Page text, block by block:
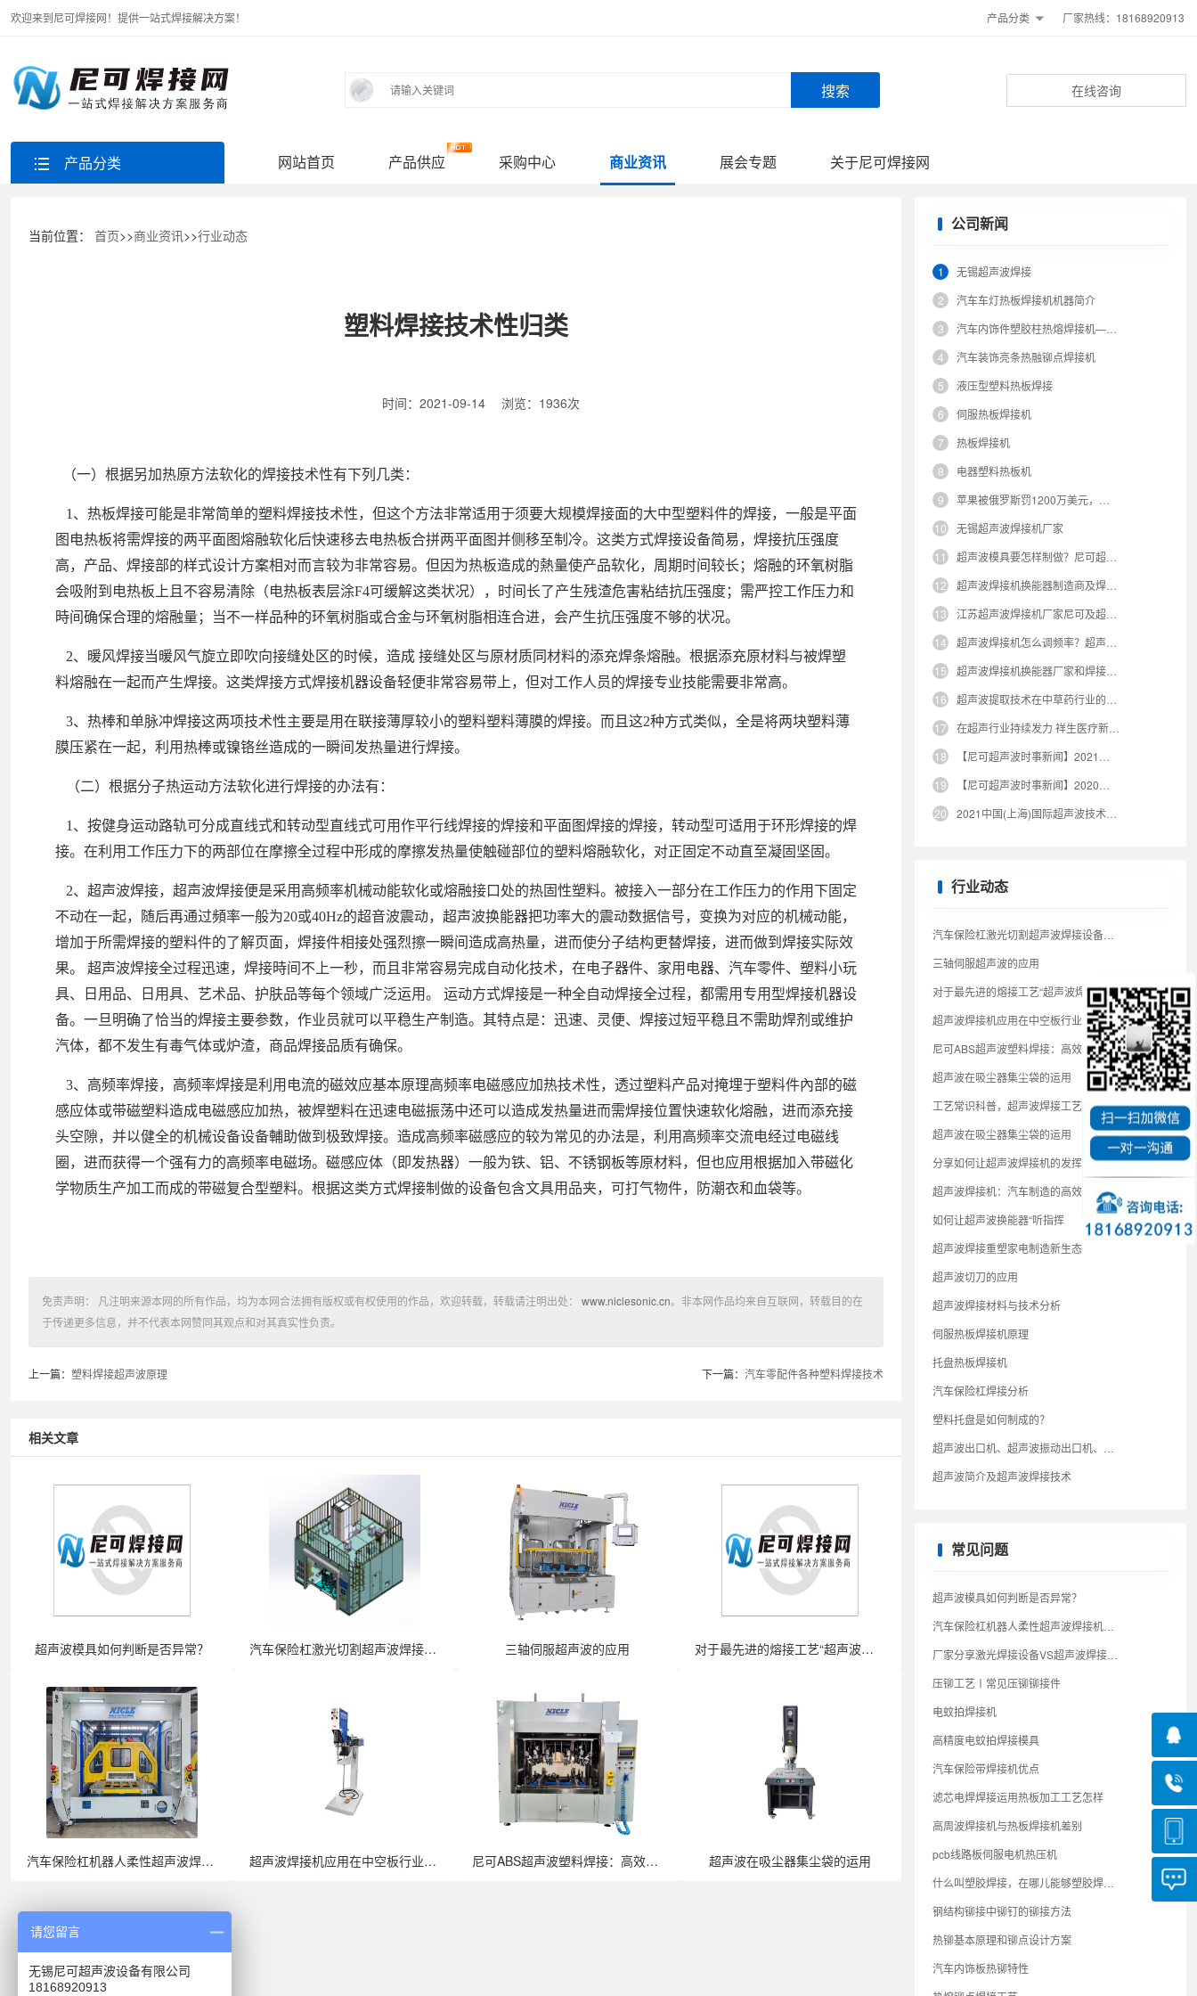
欢迎来到尼可焊接网！提供一站式焊接解决方案！ 产品分类 厂家热线：18168920913
在线咨询
产品分类 网站首页 产品供应 采购中心 商业资讯 展会专题 关于尼可焊接网
当前位置： 首页>>商业资讯>>行业动态
塑料焊接技术性归类
时间：2021-09-14 浏览：1936次
（一）根据另加热原方法软化的焊接技术性有下列几类：
1、热板焊接可能是非常简单的塑料焊接技术性，但这个方法非常适用于须要大规模焊接面的大中型塑料件的焊接，一般是平面
图电热板将需焊接的两平面图熔融软化后快速移去电热板合拼两平面图并侧移至制冷。这类方式焊接设备简易，焊接抗压强度
高，产品、焊接部的样式设计方案相对而言较为非常容易。但因为热板造成的熱量使产品软化，周期时间较长；熔融的环氧树脂
会吸附到电热板上且不容易清除（电热板表层涂F4可缓解这类状况），时间长了产生残渣危害粘结抗压强度；需严控工作压力和
時间确保合理的熔融量；当不一样品种的环氧树脂或合金与环氧树脂相连合进，会产生抗压强度不够的状况。
2、暖风焊接当暖风气旋立即吹向接缝处区的时候，造成 接缝处区与原材质同材料的添充焊条熔融。根据添充原材料与被焊塑
料熔融在一起而产生焊接。这类焊接方式焊接机器设备轻便非常容易带上，但对工作人员的焊接专业技能需要非常高。
3、热棒和单脉冲焊接这两项技术性主要是用在联接薄厚较小的塑料塑料薄膜的焊接。而且这2种方式类似，全是将两块塑料薄
膜压紧在一起，利用热棒或镍铬丝造成的一瞬间发热量进行焊接。
（二）根据分子热运动方法软化进行焊接的办法有：
1、按健身运动路轨可分成直线式和转动型直线式可用作平行线焊接的焊接和平面图焊接的焊接，转动型可适用于环形焊接的焊
接。在利用工作压力下的两部位在摩擦全过程中形成的摩擦发热量使触碰部位的塑料熔融软化，对正固定不动直至凝固坚固。
2、超声波焊接，超声波焊接便是采用高频率机械动能软化或熔融接口处的热固性塑料。被接入一部分在工作压力的作用下固定
不动在一起，随后再通过頻率一般为20或40Hz的超音波震动，超声波换能器把功率大的震动数据信号，变换为对应的机械动能，
增加于所需焊接的塑料件的了解页面，焊接件相接处强烈擦一瞬间造成高热量，进而使分子结构更替焊接，进而做到焊接实际效
果。 超声波焊接全过程迅速，焊接時间不上一秒，而且非常容易完成自动化技术，在电子器件、家用电器、汽车零件、塑料小玩
具、日用品、日用具、艺术品、护肤品等每个领域广泛运用。 运动方式焊接是一种全自动焊接全过程，都需用专用型焊接机器设
备。一旦明确了恰当的焊接主要参数，作业员就可以平稳生产制造。其特点是：迅速、灵便、焊接过短平稳且不需助焊剂或维护
汽体，都不发生有毒气体或炉渣，商品焊接品质有确保。
3、高频率焊接，高频率焊接是利用电流的磁效应基本原理高频率电磁感应加热技术性，透过塑料产品对掩埋于塑料件內部的磁
感应体或带磁塑料造成电磁感应加热，被焊塑料在迅速电磁振荡中还可以造成发热量进而需焊接位置快速软化熔融，进而添充接
头空隙，并以健全的机械设备设备輔助做到极致焊接。造成高频率磁感应的较为常见的办法是，利用高频率交流电经过电磁线
圈，进而获得一个强有力的高频率电磁场。磁感应体（即发热器）一般为铁、铝、不锈钢板等原材料，但也应用根据加入带磁化
学物质生产加工而成的带磁复合型塑料。根据这类方式焊接制做的设备包含文具用品夹，可打气物件，防潮衣和血袋等。
免责声明： 凡注明来源本网的所有作品，均为本网合法拥有版权或有权使用的作品，欢迎转载，转载请注明出处： www.niclesonic.cn。非本网作品均来自互联网，转载目的在
于传递更多信息，并不代表本网赞同其观点和对其真实性负责。
上一篇： 塑料焊接超声波原理 下一篇： 汽车零配件各种塑料焊接技术
相关文章
超声波模具如何判断是否异常？ 汽车保险杠激光切割超声波焊接设备：智··· 三轴伺服超声波的应用 对于最先进的熔接工艺“超声波焊接”你···
汽车保险杠机器人柔性超声波焊接机全面··· 超声波焊接机应用在中空板行业的优势是··· 尼可ABS超声波塑料焊接：高效精准的··· 超声波在吸尘器集尘袋的运用
公司新闻
1
无锡超声波焊接
2
汽车车灯热板焊接机机器简介
3
汽车内饰件塑胶柱热熔焊接机——热熔铆点焊接机
4
汽车装饰亮条热融铆点焊接机
5
液压型塑料热板焊接
6
伺服热板焊接机
7
热板焊接机
8
电器塑料热板机
9
苹果被俄罗斯罚1200万美元，限制对手推广家长控制应用
10
无锡超声波焊接机厂家
11
超声波模具要怎样制做？尼可超声波告诉你答案
12
超声波焊接机换能器制造商及焊接换能器的结构原理
13
江苏超声波焊接机厂家尼可及超声波焊接金属原理
14
超声波焊接机怎么调频率？超声波焊接机厂家告诉你！
15
超声波焊接机换能器厂家和焊接换能器结构原理
16
超声波提取技术在中草药行业的应用
17
在超声行业持续发力 祥生医疗新品祥生大圣XBit90正式亮相
18
【尼可超声波时事新闻】2021年中国太阳能发电市场现状及技术趋势分析，太阳能发电技术备受关注
19
【尼可超声波时事新闻】2020年中国空调铝箔市场现状及竞争格局分析，未来空调箔需求呈增长趋势
20
2021中国(上海)国际超声波技术设备展览会
行业动态
三轴伺服超声波的应用
对于最先进的熔接工艺“超声波焊接”你了解多少
超声波焊接机应用在中空板行业的优势是什么？
尼可ABS超声波塑料焊接：高效精准的工业连接解决方案
超声波在吸尘器集尘袋的运用
工艺常识科普，超声波焊接工艺全面解析
超声波在吸尘器集尘袋的运用
分享如何让超声波焊接机的发挥真正功能与生产效率？
超声波焊接机：汽车制造的高效环保解决方案
如何让超声波换能器“听指挥
超声波焊接重塑家电制造新生态
超声波切刀的应用
超声波焊接材料与技术分析
伺服热板焊接机原理
托盘热板焊接机
汽车保险杠焊接分析
塑料托盘是如何制成的？
超声波简介及超声波焊接技术
常见问题
超声波模具如何判断是否异常？
压铆工艺〡常见压铆铆接件
电蚊拍焊接机
高精度电蚊拍焊接模具
汽车保险带焊接机优点
滤芯电焊焊接运用热板加工工艺怎样
高周波焊接机与热板焊接机差别
pcb线路板伺服电机热压机
钢结构铆接中铆钉的铆接方法
热铆基本原理和铆点设计方案
汽车内饰板热铆特性
请您留言
无锡尼可超声波设备有限公司
18168920913